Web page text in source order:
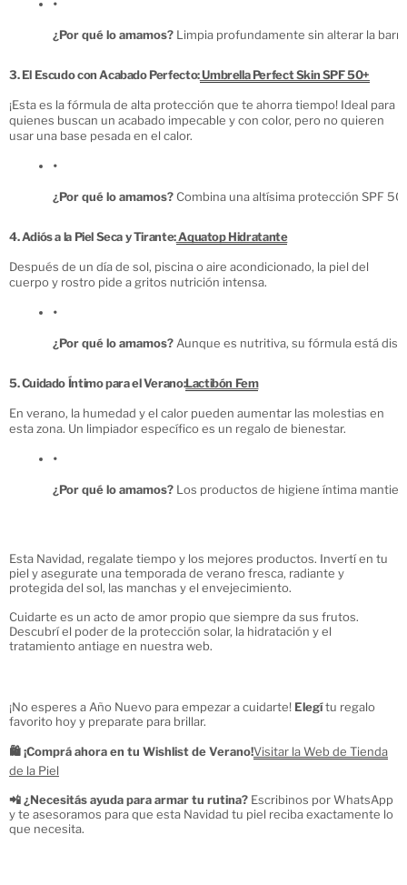
¿Por qué lo amamos? Limpia profundamente sin alterar la
3. El Escudo con Acabado Perfecto:Umbrella Perfect Skin SPF 50+
¡Esta es la fórmula de alta protección que te ahorra tiempo! Ideal para
quienes buscan un acabado impecable y con color, pero no quieren
usar una base pesada en el calor.
¿Por qué lo amamos? Combina una altísima protección SPF
4. Adiós a la Piel Seca y Tirante:Aquatop Hidratante
Después de un día de sol, piscina o aire acondicionado, la piel del
cuerpo y rostro pide a gritos nutrición intensa.
¿Por qué lo amamos? Aunque es nutritiva, su fórmula está
5. Cuidado Íntimo para el Verano:Lactibón Fem
En verano, la humedad y el calor pueden aumentar las molestias en
esta zona. Un limpiador específico es un regalo de bienestar.
¿Por qué lo amamos? Los productos de higiene íntima
Esta Navidad, regalate tiempo y los mejores productos. Invertí en tu
piel y asegurate una temporada de verano fresca, radiante y
protegida del sol, las manchas y el envejecimiento.
Cuidarte es un acto de amor propio que siempre da sus frutos.
Descubrí el poder de la protección solar, la hidratación y el
tratamiento antiage en nuestra web.
¡No esperes a Año Nuevo para empezar a cuidarte! Elegítu regalo
favorito hoy y preparate para brillar.
🛍️ ¡Comprá ahora en tu Wishlist de Verano!Visitar la Web de Tienda
de la Piel
📲 ¿Necesitás ayuda para armar tu rutina? Escribinos por WhatsApp
y te asesoramos para que esta Navidad tu piel reciba exactamente lo
que necesita.